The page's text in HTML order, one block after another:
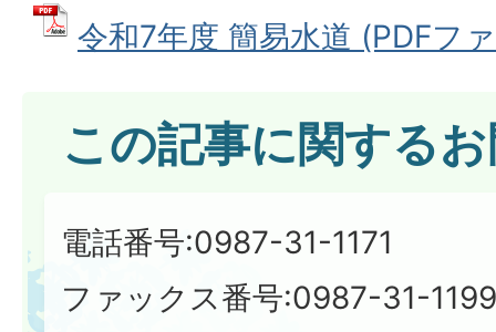
令和7年度 簡易水道 (PDFフ
この記事に関する
電話番号:0987-31-1171
ファックス番号:0987-31-1199